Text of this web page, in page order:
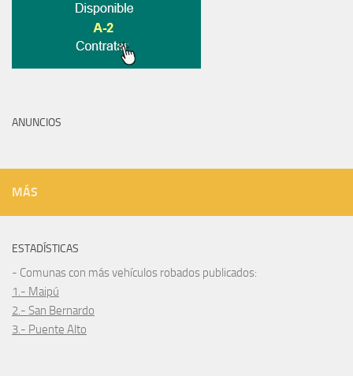
ANUNCIOS
MÁS
ESTADÍSTICAS
- Comunas con más vehículos robados publicados:
1.- Maipú
2.- San Bernardo
3.- Puente Alto